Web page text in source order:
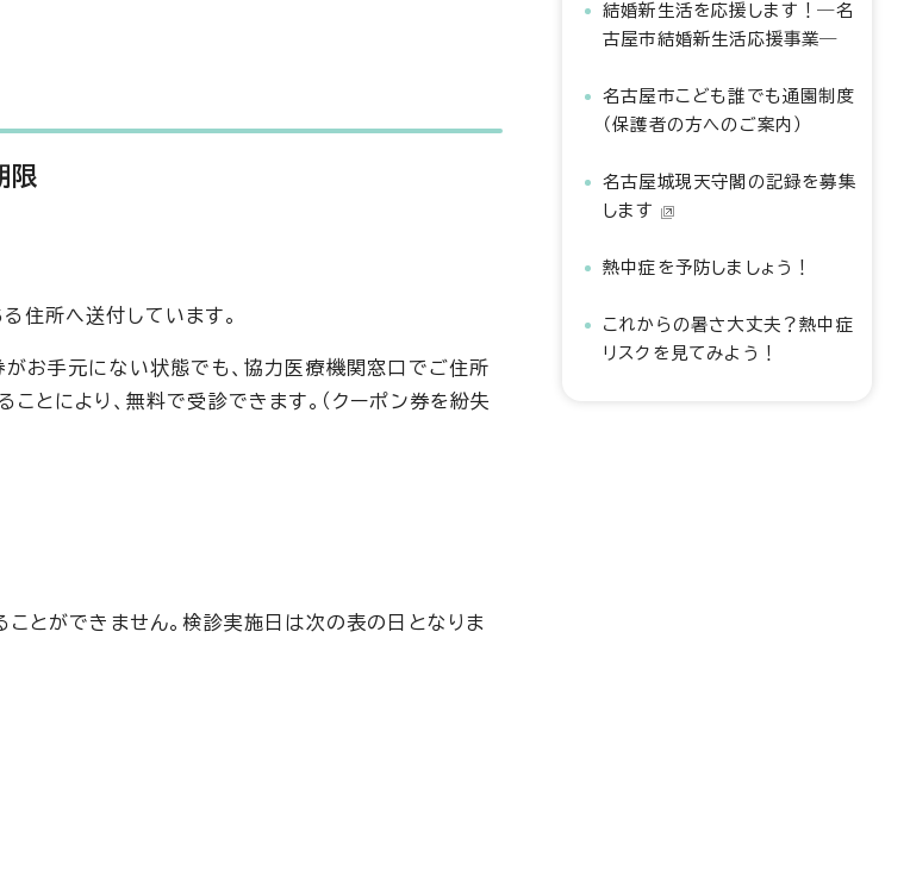
限
住所へ送付しています。
がお手元にない状態でも、協力医療機関窓口でご住所
とにより、無料で受診できます。（クーポン券を紛失
とができません。検診実施日は次の表の日となりま
結婚新生活を応援します！―名
古屋市結婚新生活応援事業―
名古屋市こども誰でも通園制度
（保護者の方へのご案内）
名古屋城現天守閣の記録を募集
します
熱中症を予防しましょう！
これからの暑さ大丈夫？熱中症
リスクを見てみよう！